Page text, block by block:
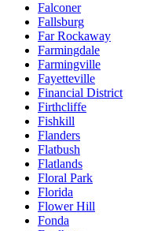
Falconer
Fallsburg
Far Rockaway
Farmingdale
Farmingville
Fayetteville
Financial District
Firthcliffe
Fishkill
Flanders
Flatbush
Flatlands
Floral Park
Florida
Flower Hill
Fonda